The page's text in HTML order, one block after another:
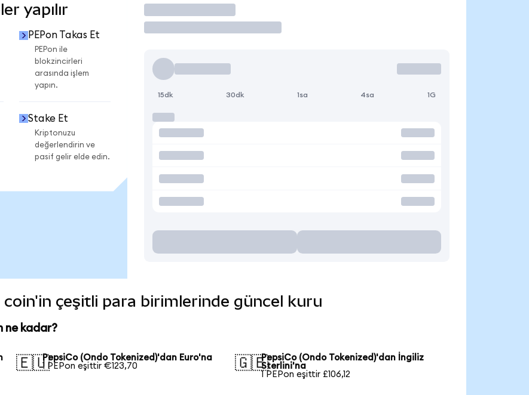
yapılır
PEPon Takas Et
PEPon ile
blokzincirleri
arasında işlem
yapın.
Stake Et
Kriptonuzu
değerlendirin ve
pasif gelir elde edin.
İşlem Yap
15dk 30dk 1sa 4sa 1G
coin'in çeşitli para birimlerinde güncel kuru
ne kadar?
🇪🇺PepsiCo (Ondo Tokenized)'dan Euro'na
1 PEPon eşittir €123,70
🇬🇧PepsiCo (Ondo Tokenized)'dan İngiliz
Sterlini'na
1 PEPon eşittir £106,12